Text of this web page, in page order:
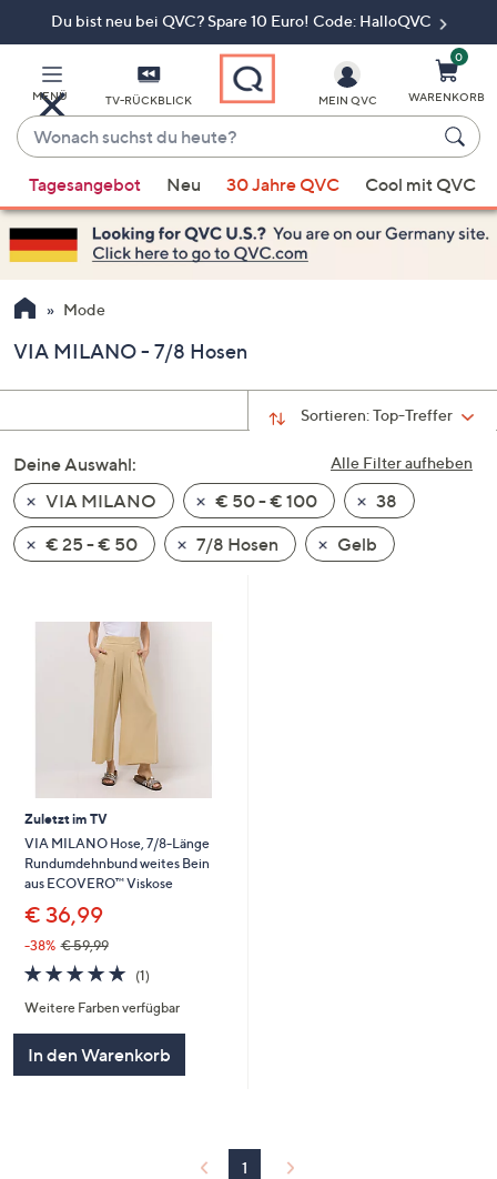
Du bist neu bei QVC? Spare 10 Euro! Code: HalloQVC
MENÜ TV-RÜCKBLICK
Wonach
suchst
du
heute?
Vorschläge
verfügbar
sind,
verwenden
Sie
Pfeiltasten
nach
und
nach
unten
oder
wischen
Touch-
diese
anzuzeigen.
MEIN QVC
0
WARENKORB
Tagesangebot Neu 30 Jahre QVC Cool mit QVC
Mode
VIA MILANO - 7/8 Hosen
Sortieren:Top-Treffer
Alle Filter aufheben
Deine Auswahl:
VIA MILANO
€ 50 - € 100
38
€ 25 - € 50
7/8 Hosen Gelb
Zuletzt im TV
VIA MILANO Hose, 7/8-Länge
Rundumdehnbund weites Bein
aus ECOVERO™ Viskose
€ 36,99
-38% € 59,99
5.0
von
5
(1)1
Weitere Farben verfügbar
In den Warenkorb
1